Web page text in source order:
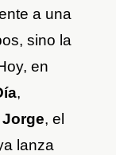
a una
sino la
en
,
, el
lanza